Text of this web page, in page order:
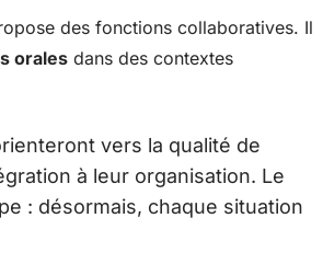
des fonctions collaboratives. Il
orales dans des contextes
vers la qualité de
à leur organisation. Le
: désormais, chaque situation